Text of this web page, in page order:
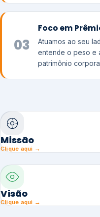
03
Foco em
Atuamos ao seu
entende o peso e
patrimônio
Missão
Clique aqui →
Visão
Clique aqui →